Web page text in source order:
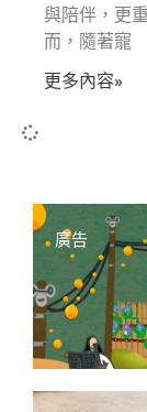
與陪伴，更
而，隨著寵
更多內容»
廣告